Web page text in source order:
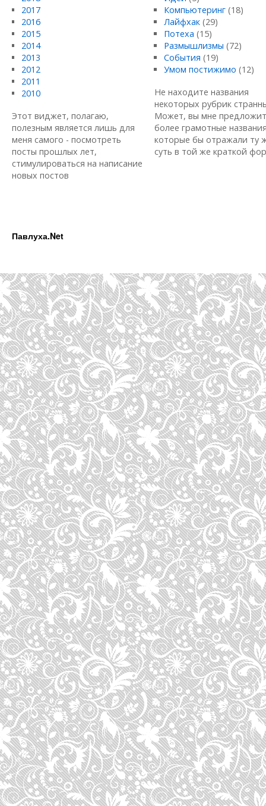
2017
2016
2015
2014
2013
2012
2011
2010
Этот виджет, полагаю,
полезным является лишь для
меня самого - посмотреть
посты прошлых лет,
стимулироваться на написание
новых постов
Компьютеринг(18)
Лайфхак(29)
Потеха (15)
Размышлизмы (72)
События (19)
Умом постижимо (12)
Не находите названия
некоторых рубрик
Может, вы мне
более грамотные
которые бы отражали ту
суть в той же краткой
Павлуха.Net